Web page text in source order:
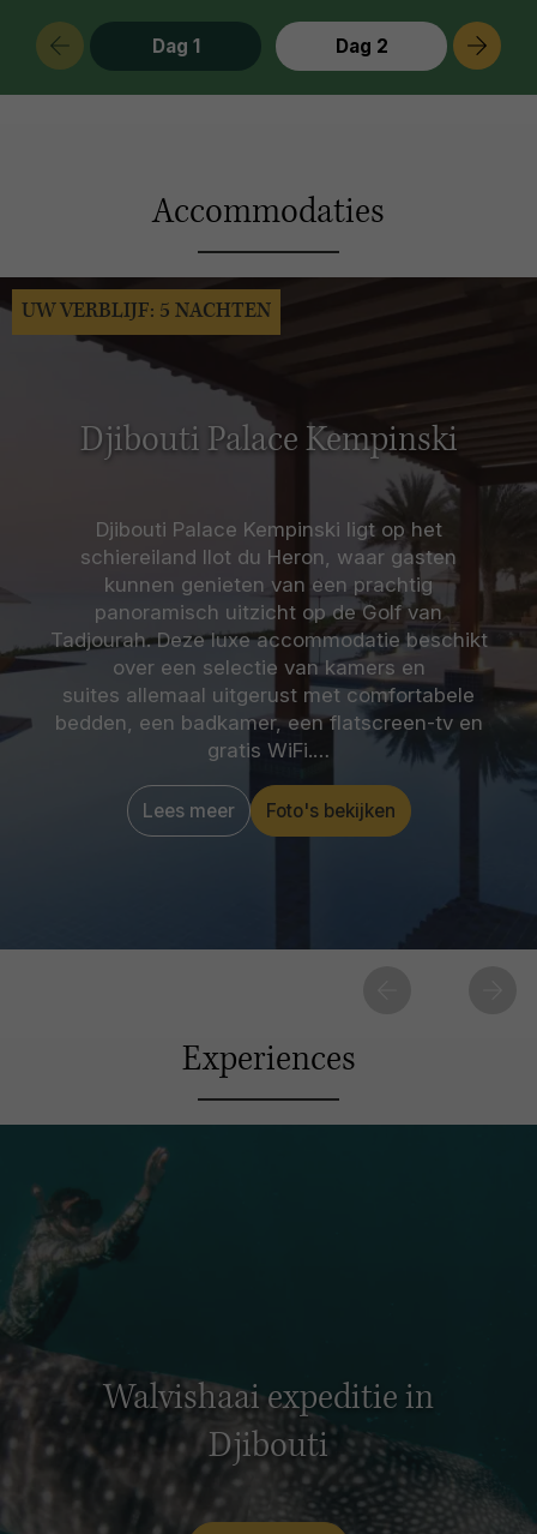
Dag 1 Dag 2
Accommodaties
Djibouti Palace Kempinski
Djibouti Palace Kempinski ligt op het
schiereiland Ilot du Heron, waar gasten
kunnen genieten van een prachtig
panoramisch uitzicht op de Golf van
Tadjourah. Deze luxe accommodatie beschikt
over een selectie van kamers en
suites allemaal uitgerust met comfortabele
bedden, een badkamer, een flatscreen-tv en
gratis WiFi.…
Lees meer Foto's bekijken
UW VERBLIJF: 5 NACHTEN
Experiences
Walvishaai expeditie in
Djibouti